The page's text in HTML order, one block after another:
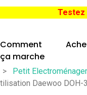
Testez
Comment
ça marche
> Petit Electroménager
Daewoo DOH-